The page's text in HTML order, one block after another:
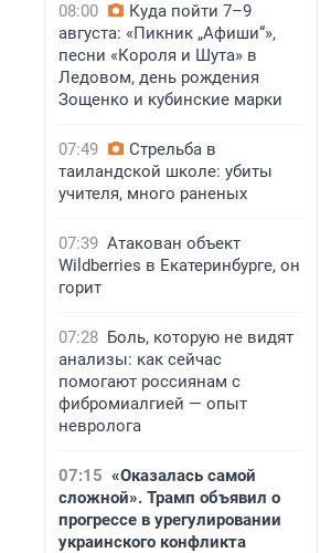
08:00
Куда пойти 7–9
августа: «Пикник „Афиши“»,
песни «Короля и Шута» в
Ледовом, день рождения
Зощенко и кубинские марки
07:49
Стрельба в
таиландской школе: убиты
учителя, много раненых
07:39 Атакован объект
Wildberries в Екатеринбурге, он
горит
07:28 Боль, которую не видят
анализы: как сейчас
помогают россиянам с
фибромиалгией — опыт
невролога
07:15 «Оказалась самой
сложной». Трамп объявил о
прогрессе в урегулировании
украинского конфликта